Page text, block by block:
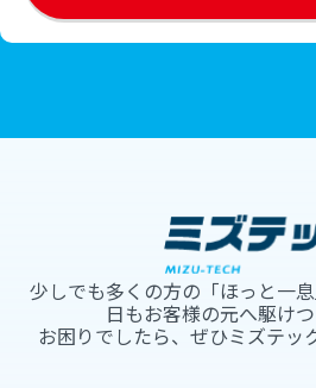
少しでも多くの方の「ほっと一
日もお客様の元へ駆けつ
お困りでしたら、ぜひミズテッ